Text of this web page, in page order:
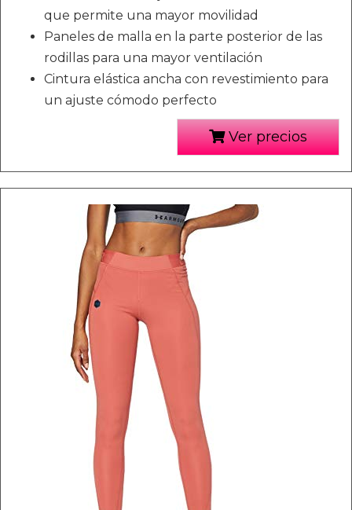
que permite una mayor movilidad
Paneles de malla en la parte posterior de las
rodillas para una mayor ventilación
Cintura elástica ancha con revestimiento para
un ajuste cómodo perfecto
Ver precios